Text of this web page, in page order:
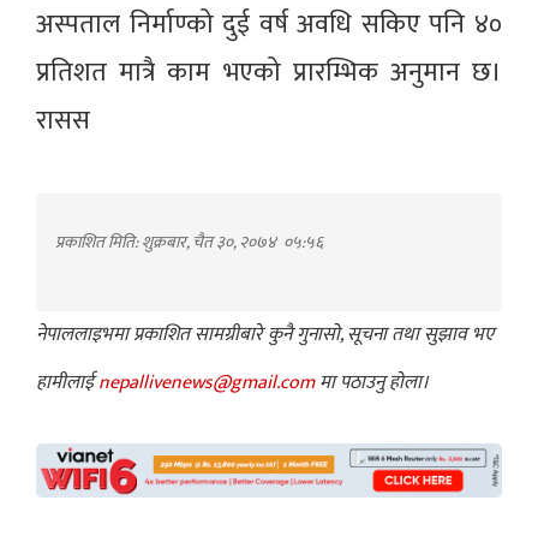
अस्पताल निर्माण्को दुई वर्ष अवधि सकिए पनि ४०
प्रतिशत मात्रै काम भएको प्रारम्भिक अनुमान छ।
रासस
प्रकाशित मिति: शुक्रबार, चैत ३०, २०७४ ०५:५६
नेपाललाइभमा प्रकाशित सामग्रीबारे कुनै गुनासो, सूचना तथा सुझाव भए
हामीलाईnepallivenews@gmail.comमा पठाउनु होला।